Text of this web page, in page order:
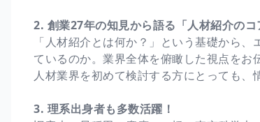
2. 創業27年の知見から語る「人材紹介のコ
「人材紹介とは何か？」という基礎から
ているのか。業界全体を俯瞰した視点をお
人材業界を初めて検討する方にとっても、
3. 理系出身者も多数活躍！